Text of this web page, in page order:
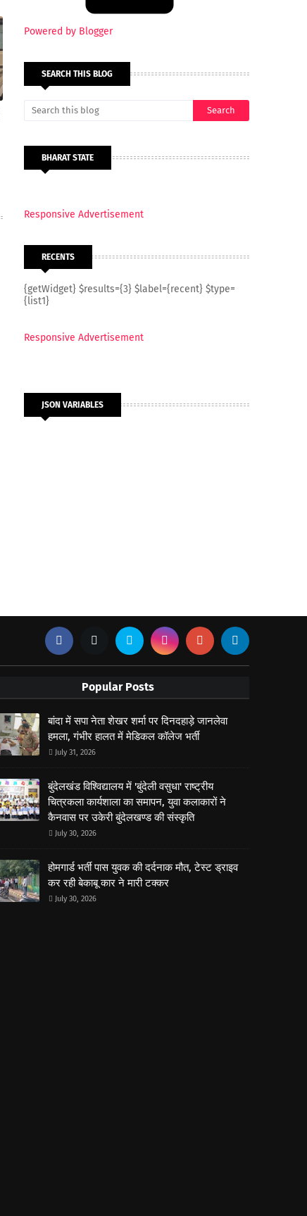
Powered by Blogger
SEARCH THIS BLOG
BHARAT STATE
Responsive Advertisement
RECENTS
{getWidget} $results={3} $label={recent} $type=
{list1}
Responsive Advertisement
JSON VARIABLES
Popular Posts
बांदा में सपा नेता शेखर शर्मा पर दिनदहाड़े जानलेवा
हमला, गंभीर हालत में मेडिकल कॉलेज भर्ती
July 31, 2026
बुंदेलखंड विश्विद्यालय में 'बुंदेली वसुधा' राष्ट्रीय
चित्रकला कार्यशाला का समापन, युवा कलाकारों ने
कैनवास पर उकेरी बुंदेलखण्ड की संस्कृति
July 30, 2026
होमगार्ड भर्ती पास युवक की दर्दनाक मौत, टेस्ट ड्राइव
कर रही बेकाबू कार ने मारी टक्कर
July 30, 2026